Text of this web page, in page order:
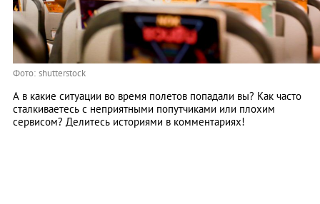
Фото: shutterstock
А в какие ситуации во время полетов попадали вы? Как часто
сталкиваетесь с неприятными попутчиками или плохим
сервисом? Делитесь историями в комментариях!